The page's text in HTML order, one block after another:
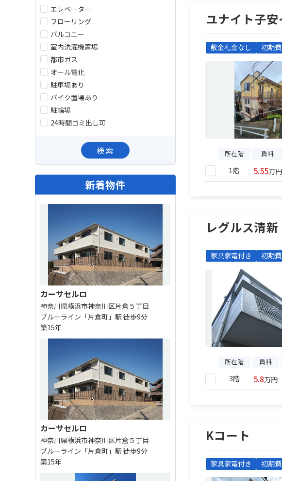
ユナイト子
敷金礼金なし 初期
所在階 賃料
1階 5.55万円
レグルス清新
家具家電付き 初期
所在階 賃料
3階 5.8万円
Kコート
家具家電付き 初期
エレベーター
フローリング
バルコニー
室内洗濯機置場
都市ガス
オール電化
駐車場あり
バイク置場あり
駐輪場
24時間ゴミ出し可
検索
新着物件
カーサセルロ
神奈川県横浜市神奈川区片倉５丁目
ブルーライン「片倉町」駅 徒歩9分
築15年
カーサセルロ
神奈川県横浜市神奈川区片倉５丁目
ブルーライン「片倉町」駅 徒歩9分
築15年